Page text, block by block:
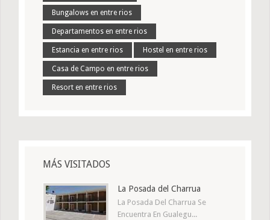
Bungalows en entre rios
Departamentos en entre rios
Estancia en entre rios Hostel en entre rios
Casa de Campo en entre rios
Resort en entre rios
MÁS VISITADOS
La Posada del Charrua
La Posada Del Charrua Se
Encuentra En Gualegu...